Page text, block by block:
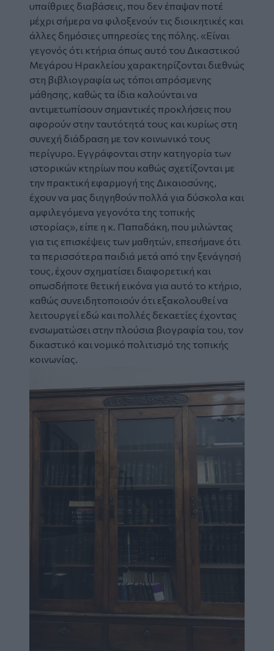
υπαίθριες διαβάσεις, που δεν έπαψαν ποτέ
μέχρι σήμερα να φιλοξενούν τις διοικητικές και
άλλες δημόσιες υπηρεσίες της πόλης. «Είναι
γεγονός ότι κτήρια όπως αυτό του Δικαστικού
Μεγάρου Ηρακλείου χαρακτηρίζονται διεθνώς
στη βιβλιογραφία ως τόποι απρόσμενης
μάθησης, καθώς τα ίδια καλούνται να
αντιμετωπίσουν σημαντικές προκλήσεις που
αφορούν στην ταυτότητά τους και κυρίως στη
συνεχή διάδραση με τον κοινωνικό τους
περίγυρο. Εγγράφονται στην κατηγορία των
ιστορικών κτηρίων που καθώς σχετίζονται με
την πρακτική εφαρμογή της Δικαιοσύνης,
έχουν να μας διηγηθούν πολλά για δύσκολα και
αμφιλεγόμενα γεγονότα της τοπικής
ιστορίας», είπε η κ. Παπαδάκη, που μιλώντας
για τις επισκέψεις των μαθητών, επεσήμανε ότι
τα περισσότερα παιδιά μετά από την ξενάγησή
τους, έχουν σχηματίσει διαφορετική και
οπωσδήποτε θετική εικόνα για αυτό το κτήριο,
καθώς συνειδητοποιούν ότι εξακολουθεί να
λειτουργεί εδώ και πολλές δεκαετίες έχοντας
ενσωματώσει στην πλούσια βιογραφία του, τον
δικαστικό και νομικό πολιτισμό της τοπικής
κοινωνίας.